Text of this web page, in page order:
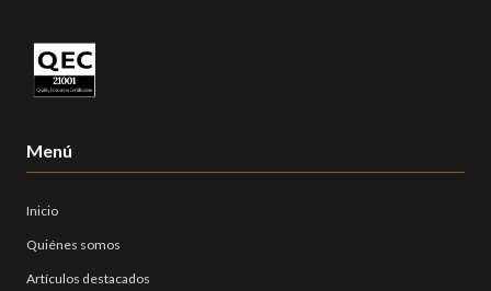
Menú
Inicio
Quiénes somos
Artículos destacados